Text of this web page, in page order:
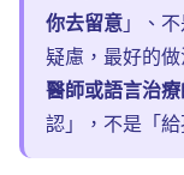
你去留意 」、
疑慮，最好的
醫師或語言治
認」，不是「給